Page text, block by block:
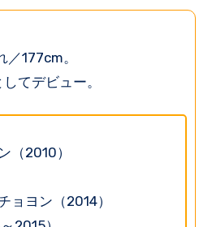
／177cm。
てデビュー。
（2010）
ョヨン（2014）